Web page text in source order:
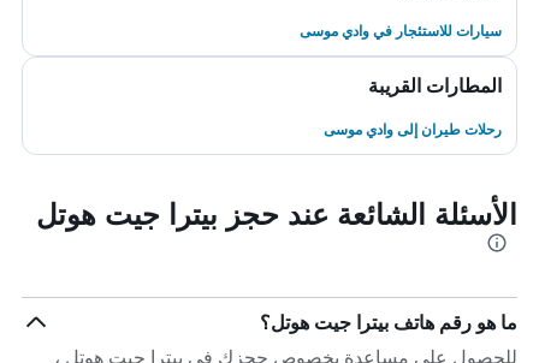
سيارات للاستئجار في وادي موسى
المطارات القريبة
رحلات طيران إلى وادي موسى
الأسئلة الشائعة عند حجز بيترا جيت هوتل
ما هو رقم هاتف بيترا جيت هوتل؟
للحصول على مساعدة بخصوص حجزك في بيترا جيت هوتل ،